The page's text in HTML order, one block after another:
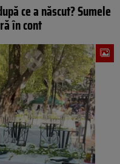
ce a născut? Sumele
în cont